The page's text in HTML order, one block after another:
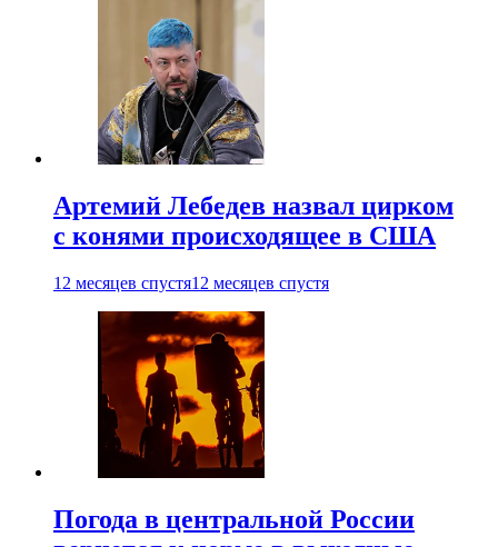
Артемий Лебедев назвал цирком
с конями происходящее в США
12 месяцев спустя12 месяцев спустя
Погода в центральной России